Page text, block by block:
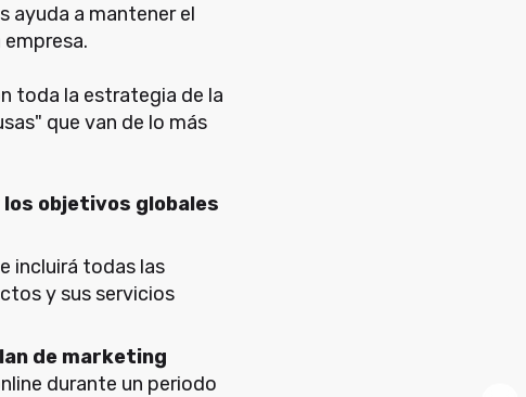
ayuda a mantener el
toda la estrategia de la
que van de lo más
los objetivos globales
incluirá todas las
y sus servicios
de marketing
durante un periodo